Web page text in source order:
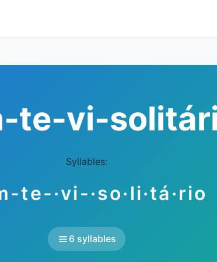
te-vi-
Syllables:
te-·vi-·so·li·tá·rio
6 syllables